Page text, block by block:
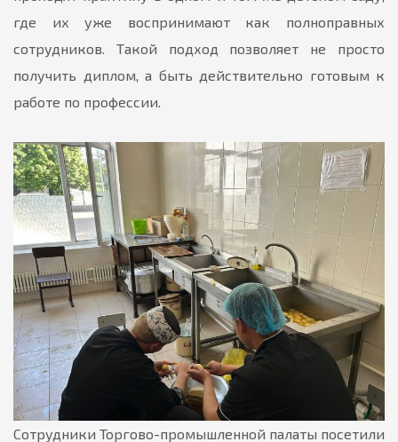
где их уже воспринимают как полноправных
сотрудников. Такой подход позволяет не просто
получить диплом, а быть действительно готовым к
работе по профессии.
Сотрудники Торгово-промышленной палаты посетили